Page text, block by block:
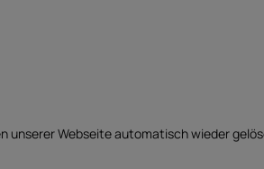
unserer Webseite automatisch wieder